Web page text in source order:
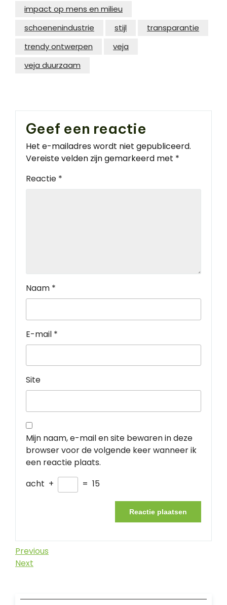
impact op mens en milieu
schoenenindustrie
stijl
transparantie
trendy ontwerpen
veja
veja duurzaam
Geef een reactie
Het e-mailadres wordt niet gepubliceerd.
Vereiste velden zijn gemarkeerd met *
Reactie *
Naam *
E-mail *
Site
Mijn naam, e-mail en site bewaren in deze
browser voor de volgende keer wanneer ik
een reactie plaats.
acht + = 15
Berichtnavigatie
Previous
Post
Previous
Next
Next